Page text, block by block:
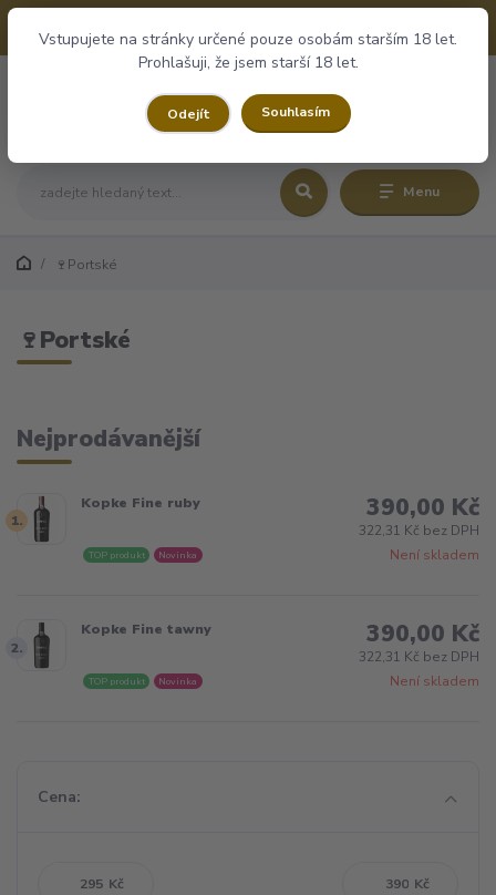
Vstupujete na stránky určené pouze osobám starším 18 let.
Prohlašuji, že jsem starší 18 let.
Odejít Souhlasím
Menu
10:00 - 16:00
🍷Portské
🍷Portské
Nejprodávanější
1.
Kopke Fine ruby
Není skladem
TOP produkt Novinka
390,00 Kč
322,31 Kč bez DPH
2.
Kopke Fine tawny
Není skladem
TOP produkt Novinka
390,00 Kč
322,31 Kč bez DPH
Cena:
Kč Kč